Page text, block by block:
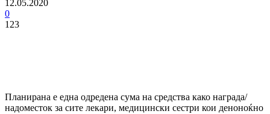
12.05.2020
0
123
Планирана е една одредена сума на средства како награда/
надоместок за сите лекари, медицински сестри кои деноноќно